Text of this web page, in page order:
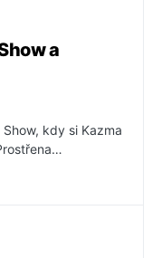
a
kdy si Kazma